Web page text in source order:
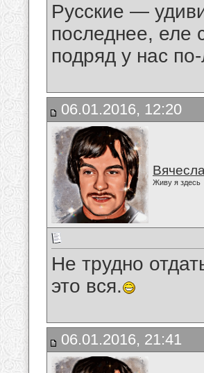
Русские —
последнее, еле
подряд у нас
06.01.2016, 12:20
Живу я здесь
Не трудно
это вся.
06.01.2016, 21:41